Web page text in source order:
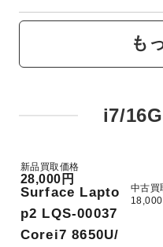
も
i7/
Surface Lapto
p2 LQS-00037
Corei7 8650U/
新品買取価格
28,000円
中古買